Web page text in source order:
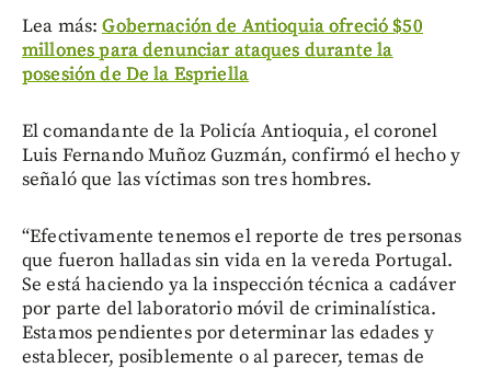
Lea más:Gobernación de Antioquia ofreció $50
millones para denunciar ataques durante la
posesión de De la Espriella
El comandante de la Policía Antioquia, el coronel
Luis Fernando Muñoz Guzmán, confirmó el hecho y
señaló que las víctimas son tres hombres.
“Efectivamente tenemos el reporte de tres personas
que fueron halladas sin vida en la vereda Portugal.
Se está haciendo ya la inspección técnica a cadáver
por parte del laboratorio móvil de criminalística.
Estamos pendientes por determinar las edades y
establecer, posiblemente o al parecer, temas de